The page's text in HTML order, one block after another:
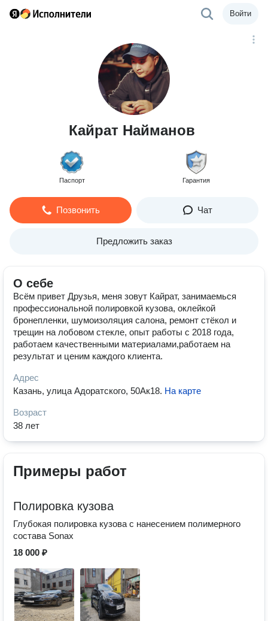
Войти
Кайрат Найманов
Паспорт Гарантия
Позвонить Чат
Предложить заказ
О себе
Всём привет Друзья, меня зовут Кайрат, занимаемься
профессиональной полировкой кузова, оклейкой
бронепленки, шумоизоляция салона, ремонт стёкол и
трещин на лобовом стекле, опыт работы с 2018 года,
работаем качественными материалами,работаем на
результат и ценим каждого клиента.
Адрес
Казань, улица Адоратского, 50Ак18. На карте
Возраст
38 лет
Примеры работ
Полировка кузова
Глубокая полировка кузова с нанесением полимерного
состава Sonax
18 000 ₽